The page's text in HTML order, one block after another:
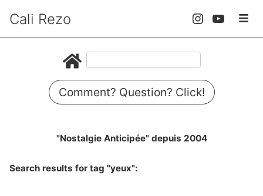
Cali Rezo
Comment? Question? Click!
"Nostalgie Anticipée" depuis 2004
Search results for tag "yeux":